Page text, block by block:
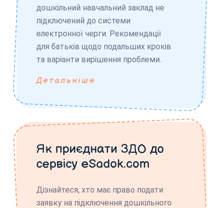
дошкільний навчальний заклад не
підключений до системи
електронної черги. Рекомендації
для батьків щодо подальших кроків
та варіанти вирішення проблеми.
Детальніше
Як приєднати ЗДО до
сервісу eSadok.com
Дізнайтеся, хто має право подати
заявку на підключення дошкільного